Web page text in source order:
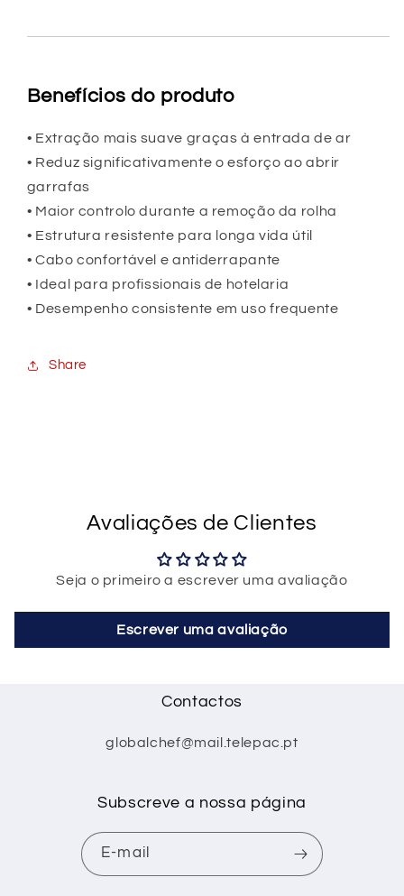
Benefícios do produto
• Extração mais suave graças à entrada de ar
• Reduz significativamente o esforço ao abrir
garrafas
• Maior controlo durante a remoção da rolha
• Estrutura resistente para longa vida útil
• Cabo confortável e antiderrapante
• Ideal para profissionais de hotelaria
• Desempenho consistente em uso frequente
Share
Avaliações de Clientes
Seja o primeiro a escrever uma avaliação
Escrever uma avaliação
Contactos
globalchef@mail.telepac.pt
Subscreve a nossa página
E-mail